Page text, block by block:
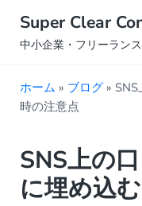
Super Clear
中小企業・フリーラン
ホーム » ブログ»
時の注意点
SNS上の
に埋め込